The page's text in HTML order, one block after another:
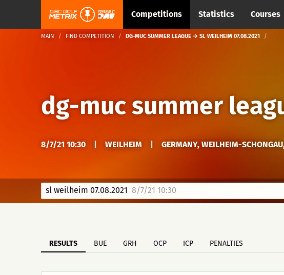
Competitions Statistics Courses
MAIN FIND COMPETITION DG-MUC SUMMER LEAGUE → SL WEILHEIM 07.08.2021
dg-muc summer
8/7/21 10:30 WEILHEIM GERMANY, WEILHEIM-
sl weilheim 07.08.2021 8/7/21 10:30
RESULTS BUE GRH OCP ICP PENALTIES